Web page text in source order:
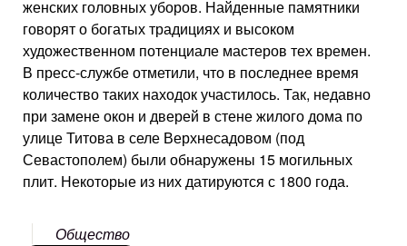
женских головных уборов. Найденные памятники
говорят о богатых традициях и высоком
художественном потенциале мастеров тех времен.
В пресс-службе отметили, что в последнее время
количество таких находок участилось. Так, недавно
при замене окон и дверей в стене жилого дома по
улице Титова в селе Верхнесадовом (под
Севастополем) были обнаружены 15 могильных
плит. Некоторые из них датируются с 1800 года.
Общество